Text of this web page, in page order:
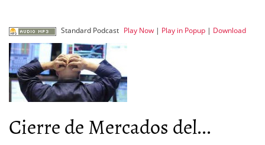
Standard Podcast Play Now| Play in Popup| Download
Cierre de Mercados del...